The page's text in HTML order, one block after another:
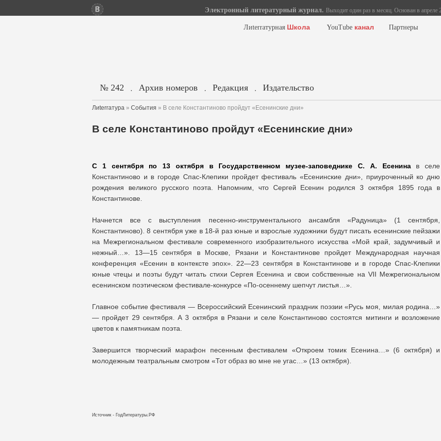
Электронный литературный журнал. Выходит один раз в месяц. Основан в апреле
Лиterraтурная Школа YouTube канал Партнеры
№ 242 . Архив номеров . Редакция . Издательство
Лиterraтура » События » В селе Константиново пройдут «Есенинские дни»
В селе Константиново пройдут «Есенинские дни»
С 1 сентября по 13 октября в Государственном музее-заповеднике С. А. Есенина в селе
Константиново и в городе Спас-Клепики пройдет фестиваль «Есенинские дни», приуроченный ко дню
рождения великого русского поэта. Напомним, что Сергей Есенин родился 3 октября 1895 года в
Константинове.
Начнется все с выступления песенно-инструментального ансамбля «Радуница» (1 сентября,
Константиново). 8 сентября уже в 18-й раз юные и взрослые художники будут писать есенинские пейзажи
на Межрегиональном фестивале современного изобразительного искусства «Мой край, задумчивый и
нежный…». 13—15 сентября в Москве, Рязани и Константинове пройдет Международная научная
конференция «Есенин в контексте эпох». 22—23 сентября в Константинове и в городе Спас-Клепики
юные чтецы и поэты будут читать стихи Сергея Есенина и свои собственные на VII Межрегиональном
есенинском поэтическом фестивале-конкурсе «По-осеннему шепчут листья…».
Главное событие фестиваля — Всероссийский Есенинский праздник поэзии «Русь моя, милая родина…»
— пройдет 29 сентября. А 3 октября в Рязани и селе Константиново состоятся митинги и возложение
цветов к памятникам поэта.
Завершится творческий марафон песенным фестивалем «Откроем томик Есенина…» (6 октября) и
молодежным театральным смотром «Тот образ во мне не угас…» (13 октября).
Источник - ГодЛитературы.РФ